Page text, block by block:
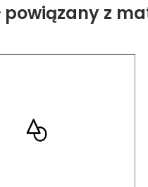
powiązany z